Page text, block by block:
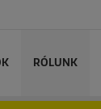
RÓLUNK